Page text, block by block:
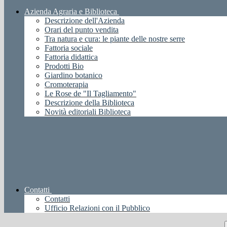
Azienda Agraria e Biblioteca
Descrizione dell'Azienda
Orari del punto vendita
Tra natura e cura: le piante delle nostre serre
Fattoria sociale
Fattoria didattica
Prodotti Bio
Giardino botanico
Cromoterapia
Le Rose de "Il Tagliamento"
Descrizione della Biblioteca
Novità editoriali Biblioteca
Contatti
Contatti
Ufficio Relazioni con il Pubblico